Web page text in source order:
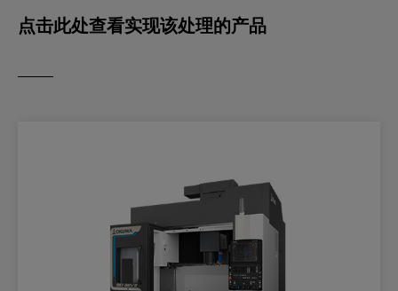
点击此处查看实现该处理的产品